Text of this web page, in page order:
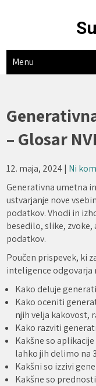
Menu
– Glosar
12. maja, 2024| Ni
Generativna umetna
ustvarjanje nove
podatkov. Vhodi in
besedilo, slike,
podatkov.
Poučen prispevek, ki
inteligence odgovarja
Kako deluje
Kako oceniti
njih velja kakovost,
Kako razviti
Kakšne so
lahko jih delimo na
Kakšni so izzivi
Kakšne so